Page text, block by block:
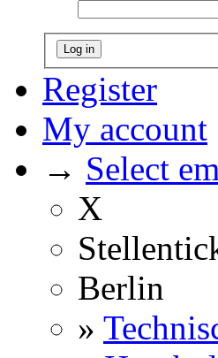
Log in
Register
My account
→ Select
X
Berlin
»